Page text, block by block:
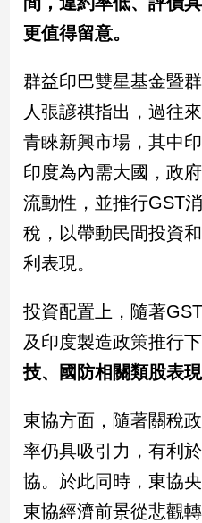
寵
物
Pet
影
音
專
區
合
作
體
投
專
區
【我
的
觀
更值得留意。
群益印巴雙星基金暨
人張諺祺指出，過往
青睞新興市場，其中
印度為內需大國，政
流動性，並推行GST
稅，以帶動民間投資
利表現。
投資配置上，隨著
及印度製造政策推行
技、國防相關類股表現
東協方面，隨著關稅
率仍具吸引力，有利
協。於此同時，東協
東協經濟前景從悲觀